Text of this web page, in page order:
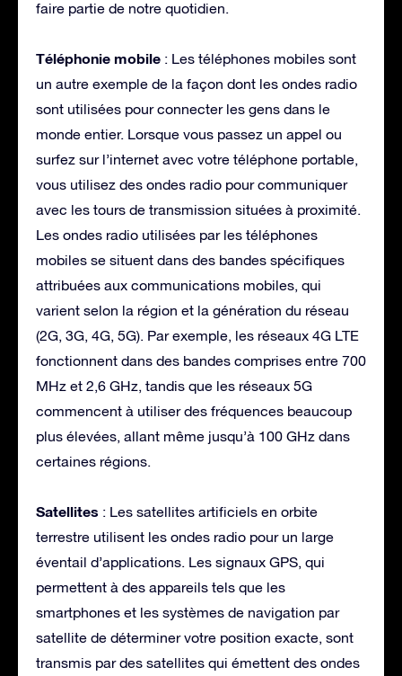
faire partie de notre quotidien.
Téléphonie mobile : Les téléphones mobiles sont
un autre exemple de la façon dont les ondes radio
sont utilisées pour connecter les gens dans le
monde entier. Lorsque vous passez un appel ou
surfez sur l’internet avec votre téléphone portable,
vous utilisez des ondes radio pour communiquer
avec les tours de transmission situées à proximité.
Les ondes radio utilisées par les téléphones
mobiles se situent dans des bandes spécifiques
attribuées aux communications mobiles, qui
varient selon la région et la génération du réseau
(2G, 3G, 4G, 5G). Par exemple, les réseaux 4G LTE
fonctionnent dans des bandes comprises entre 700
MHz et 2,6 GHz, tandis que les réseaux 5G
commencent à utiliser des fréquences beaucoup
plus élevées, allant même jusqu’à 100 GHz dans
certaines régions.
Satellites : Les satellites artificiels en orbite
terrestre utilisent les ondes radio pour un large
éventail d’applications. Les signaux GPS, qui
permettent à des appareils tels que les
smartphones et les systèmes de navigation par
satellite de déterminer votre position exacte, sont
transmis par des satellites qui émettent des ondes